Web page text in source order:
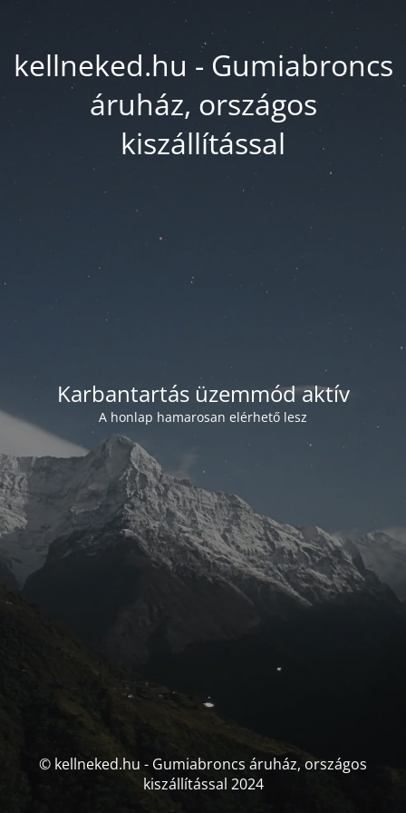
kellneked.hu - Gumiabroncs
áruház, országos
kiszállítással
Karbantartás üzemmód aktív
A honlap hamarosan elérhető lesz
© kellneked.hu - Gumiabroncs áruház, országos
kiszállítással 2024